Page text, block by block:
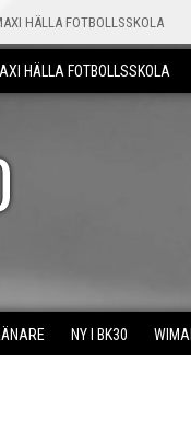
HÄLLA FOTBOLLSSKOLA
HÄLLA FOTBOLLSSKOLA
NY I BK30